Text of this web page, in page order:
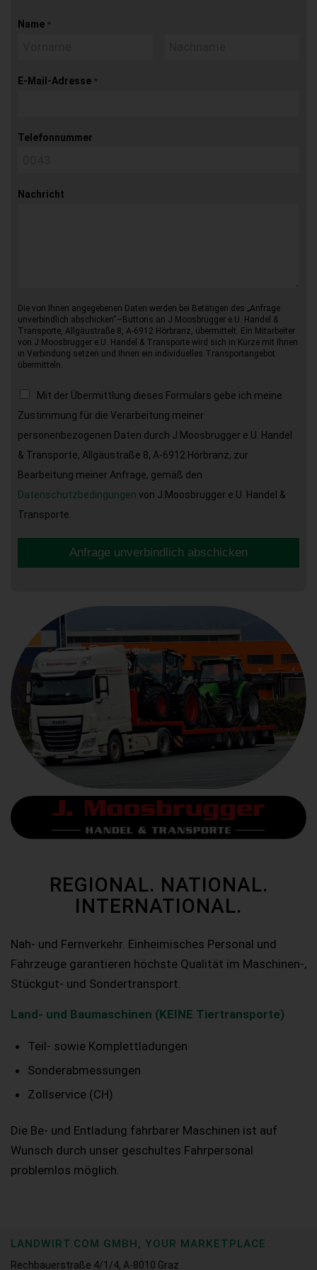
Name *
E-Mail-Adresse *
Telefonnummer
Nachricht
Die von Ihnen angegebenen Daten werden bei Betätigen des „Anfrage
unverbindlich abschicken“–Buttons an J.Moosbrugger e.U. Handel &
Transporte, Allgäustraße 8, A-6912 Hörbranz, übermittelt. Ein Mitarbeiter
von J.Moosbrugger e.U. Handel & Transporte wird sich in Kürze mit Ihnen
in Verbindung setzen und Ihnen ein individuelles Transportangebot
übermitteln.
Mit der Übermittlung dieses Formulars gebe ich meine
Zustimmung für die Verarbeitung meiner
personenbezogenen Daten durch J.Moosbrugger e.U. Handel
& Transporte, Allgäustraße 8, A-6912 Hörbranz, zur
Bearbeitung meiner Anfrage, gemäß den
Datenschutzbedingungen von J.Moosbrugger e.U. Handel &
Transporte.
Anfrage unverbindlich abschicken
REGIONAL. NATIONAL.
INTERNATIONAL.
Nah- und Fernverkehr. Einheimisches Personal und
Fahrzeuge garantieren höchste Qualität im Maschinen-,
Stückgut- und Sondertransport.
Land- und Baumaschinen (KEINE Tiertransporte)
Teil- sowie Komplettladungen
Sonderabmessungen
Zollservice (CH)
Die Be- und Entladung fahrbarer Maschinen ist auf
Wunsch durch unser geschultes Fahrpersonal
problemlos möglich.
LANDWIRT.COM GMBH, YOUR MARKETPLACE
Rechbauerstraße 4/1/4, A-8010 Graz